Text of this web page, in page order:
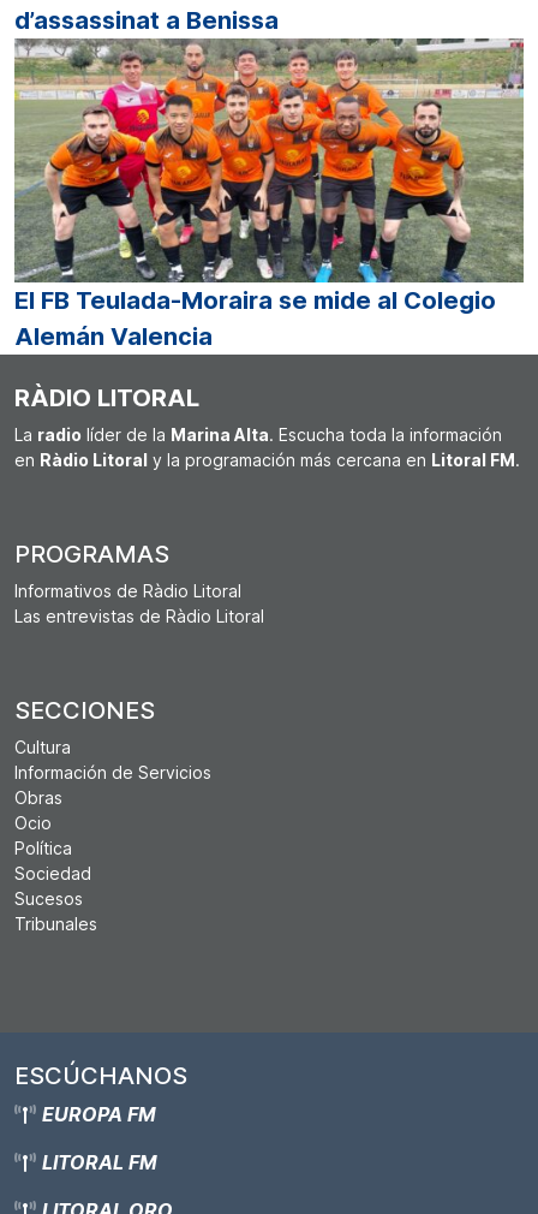
d’assassinat a Benissa
El FB Teulada-Moraira se mide al Colegio
Alemán Valencia
RÀDIO LITORAL
La radio líder de la Marina Alta. Escucha toda la información
en Ràdio Litoral y la programación más cercana en Litoral FM.
PROGRAMAS
Informativos de Ràdio Litoral
Las entrevistas de Ràdio Litoral
SECCIONES
Cultura
Información de Servicios
Obras
Ocio
Política
Sociedad
Sucesos
Tribunales
ESCÚCHANOS
EUROPA FM
LITORAL FM